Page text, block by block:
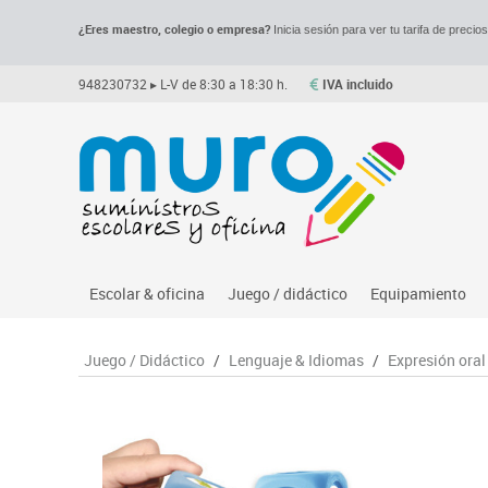
¿Eres maestro, colegio o empresa?Inicia sesión para ver tu tarifa de precios.
948230732 ▸ L-V de 8:30 a 18:30 h. IVA incluido
Escolar & oficina
Archivo
Escritura y corrección
Higiene
Juego / didáctico
Asociación y atención
Espacios multisensoriales
Equipamiento
Despachos y
Muebles
Juego / Didáctico / Lenguaje & Idiomas / Expresión